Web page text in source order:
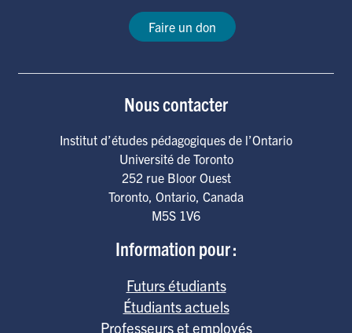
Faire un don
Nous contacter
Institut d’études pédagogiques de l’Ontario
Université de Toronto
252 rue Bloor Ouest
Toronto, Ontario, Canada
M5S 1V6
Information pour :
Futurs étudiants
Étudiants actuels
Professeurs et employés